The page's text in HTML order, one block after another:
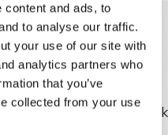
content and ads, to
to analyse our traffic.
your use of our site with
analytics partners who
that you’ve
collected from your use